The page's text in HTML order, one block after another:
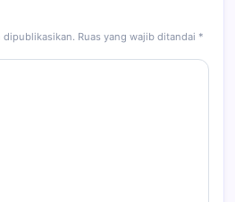
dipublikasikan. Ruas yang wajib ditandai *